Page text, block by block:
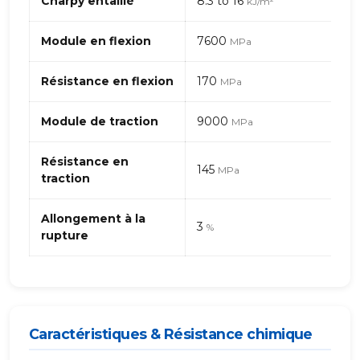
fibres
de
verre
Module en flexion 7600 MPa
Résistance en flexion 170 MPa
Module de traction 9000 MPa
Résistance en
traction
145 MPa
Allongement à la
rupture
3 %
Caractéristiques & Résistance chimique